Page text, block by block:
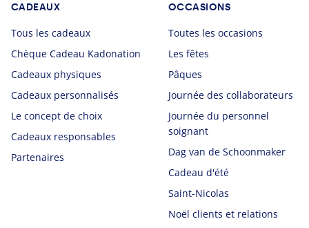
CADEAUX
Tous les cadeaux
Chèque Cadeau Kadonation
Cadeaux physiques
Cadeaux personnalisés
Le concept de choix
Cadeaux responsables
Partenaires
OCCASIONS
Toutes les occasions
Les fêtes
Pâques
Journée des collaborateurs
Journée du personnel
soignant
Dag van de Schoonmaker
Cadeau d'été
Saint-Nicolas
Noël clients et relations